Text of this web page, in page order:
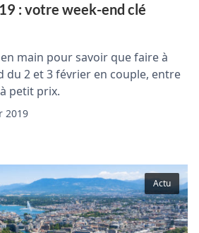
: votre week-end clé
main pour savoir que faire à
du 2 et 3 février en couple, entre
petit prix.
2019
Actu